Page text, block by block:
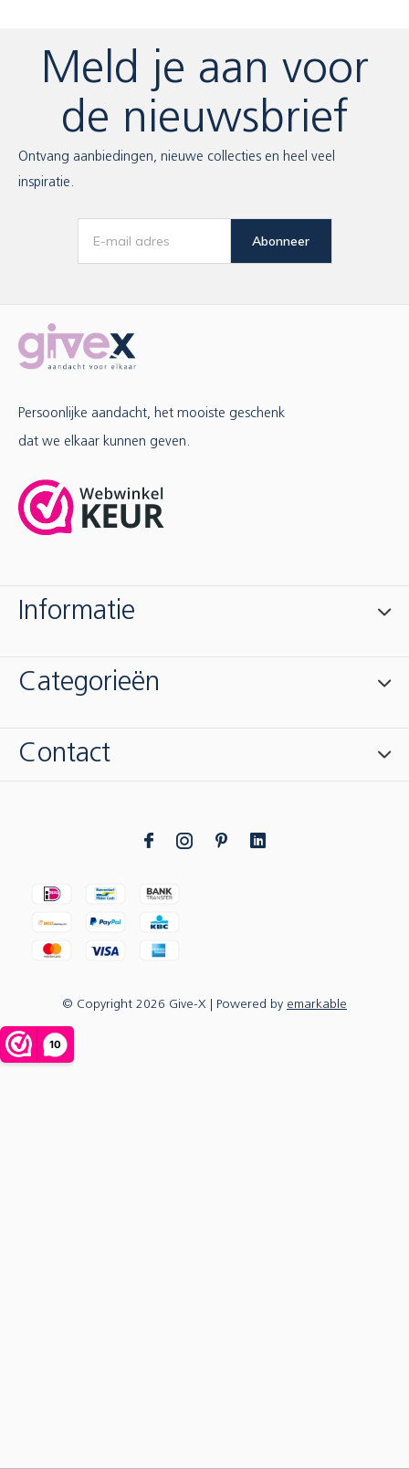
Meld je aan voor
de nieuwsbrief
Ontvang aanbiedingen, nieuwe collecties en heel veel
inspiratie.
Abonneer
Persoonlijke aandacht, het mooiste geschenk
dat we elkaar kunnen geven.
Informatie
Categorieën
Contact
© Copyright 2026 Give-X | Powered by emarkable